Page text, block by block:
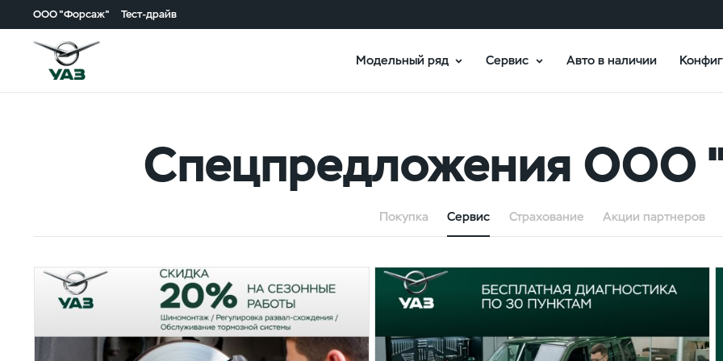
ООО "Форсаж" Тест-драйв
Модельный ряд Сервис Авто в наличии
Спецпредложения ООО
Покупка Сервис Страхование Акции партнеров